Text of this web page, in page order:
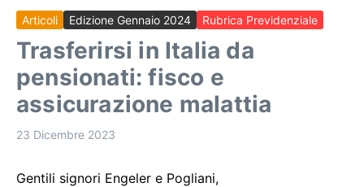
Articoli Edizione Gennaio 2024 Rubrica Previdenziale
Trasferirsi in Italia da
pensionati: fisco e
assicurazione malattia
23 Dicembre 2023
Gentili signori Engeler e Pogliani,